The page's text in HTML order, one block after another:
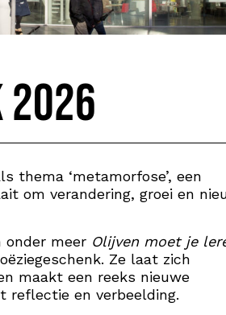
2026
thema ‘metamorfose’, een
om verandering, groei en
onder meer Olijven moet je
Ze laat zich
maakt een reeks nieuwe
reflectie en verbeelding.